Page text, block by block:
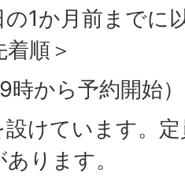
1か月前までに
順＞
時から予約開始）
けています。
ります。